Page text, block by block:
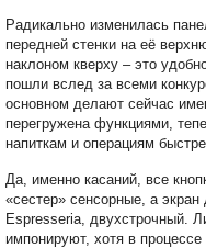
Радикально изменилась
передней стенки на её
наклоном кверху – это
пошли вслед за всеми
основном делают сейчас
перегружена функциями,
напиткам и операциям
Да, именно касаний, все
«сестер» сенсорные, а
Espresseria, двухстрочный.
импонируют, хотя в